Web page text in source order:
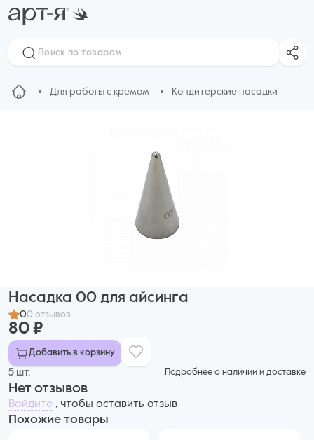
Для работы с кремом Кондитерские насадки
Насадка 00 для айсинга
00 отзывов
80 ₽
Добавить в корзину
5 шт. Подробнее о наличии и доставке
Нет отзывов
Войдите , чтобы оставить отзыв
Похожие товары